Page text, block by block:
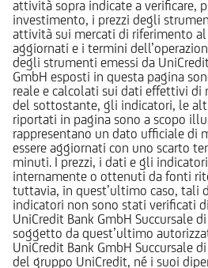
attività sopra indicate a verificare,
investimento, i prezzi degli
attività sui mercati di riferimento al
aggiornati e i termini
degli strumenti emessi da
GmbH esposti in questa pagina
reale e calcolati sui dati effettivi di
del sottostante, gli indicatori, le
riportati in pagina sono a scopo
rappresentano un dato ufficiale di
essere aggiornati con uno scarto
minuti. I prezzi, i dati e gli
internamente o ottenuti da fonti
tuttavia, in quest’ultimo caso, tali
indicatori non sono stati verificati
UniCredit Bank GmbH Succursale
soggetto da quest’ultimo
UniCredit Bank GmbH Succursale
del gruppo UniCredit, né i suoi